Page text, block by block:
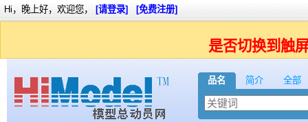
是否切换到触
品名 简介 全部
Hi，晚上好，欢迎您， [请登录] [免费注册]